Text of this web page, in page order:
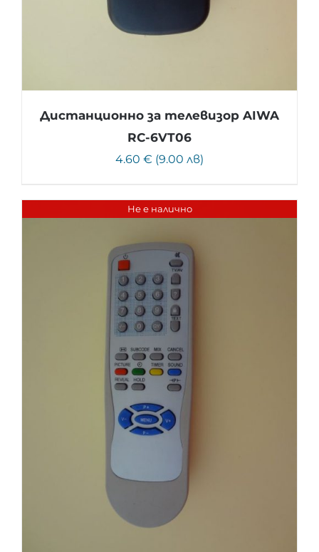
Дистанционно за телевизор AIWA
RC-6VT06
4.60 € (9.00 лв)
Не е налично